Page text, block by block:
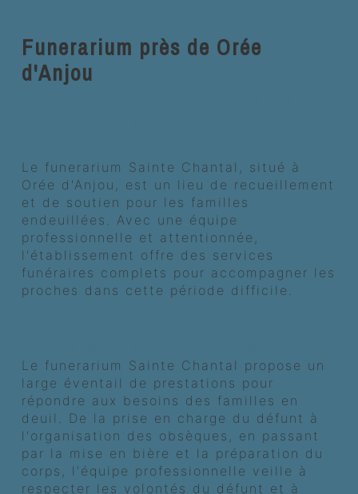
Funerarium près de Orée
d'Anjou
Le funerarium Sainte Chantal, situé à
Orée d'Anjou, est un lieu de recueillement
et de soutien pour les familles
endeuillées. Avec une équipe
professionnelle et attentionnée,
l'établissement offre des services
funéraires complets pour accompagner les
proches dans cette période difficile.
Le funerarium Sainte Chantal propose un
large éventail de prestations pour
répondre aux besoins des familles en
deuil. De la prise en charge du défunt à
l'organisation des obsèques, en passant
par la mise en bière et la préparation du
corps, l'équipe professionnelle veille à
respecter les volontés du défunt et à